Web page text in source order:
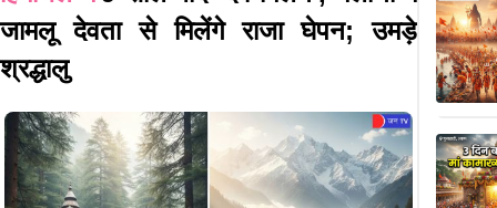
जामलू देवता से मिलेंगे राजा घेपन; उमड़े
श्रद्धालु